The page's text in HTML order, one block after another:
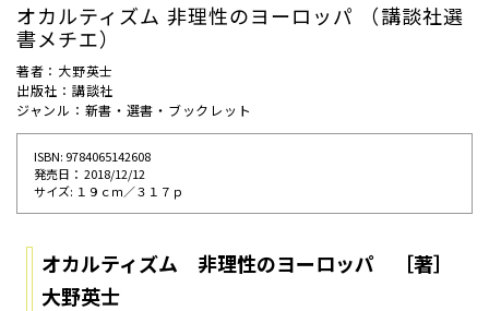
オカルティズム 非理性のヨーロッパ （講談社選
書メチエ）
著者：大野英士
出版社：講談社
ジャンル：新書・選書・ブックレット
ISBN: 9784065142608
発売⽇： 2018/12/12
サイズ: １９ｃｍ／３１７ｐ
オカルティズム 非理性のヨーロッパ ［著］
大野英士